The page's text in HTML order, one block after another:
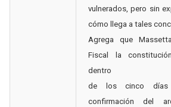
vulnerados, pero sin
cómo llega a tales
Agrega que
Fiscal la
dentro
de los cinco
confirmación del